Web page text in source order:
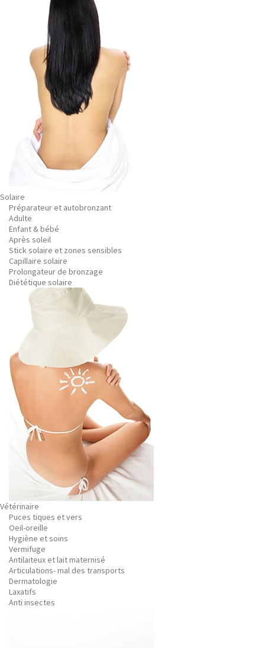
Solaire
Préparateur et autobronzant
Adulte
Enfant & bébé
Après soleil
Stick solaire et zones sensibles
Capillaire solaire
Prolongateur de bronzage
Diététique solaire
Vétérinaire
Puces tiques et vers
Oeil-oreille
Hygiène et soins
Vermifuge
Antilaiteux et lait maternisé
Articulations- mal des transports
Dermatologie
Laxatifs
Anti insectes